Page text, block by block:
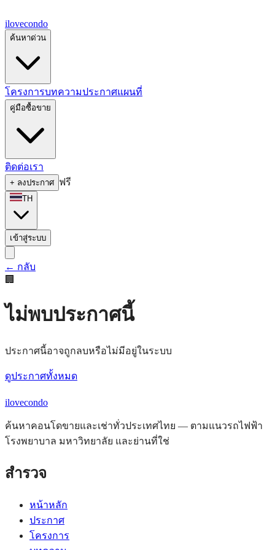
ilovecondo
ค้นหาด่วน
โครงการบทความประกาศแผนที่
คู่มือซื้อขาย
ติดต่อเรา
+ ลงประกาศ ฟรี
TH
เข้าสู่ระบบ
← กลับ
🏢
ไม่พบประกาศนี้
ประกาศนี้อาจถูกลบหรือไม่มีอยู่ในระบบ
ดูประกาศทั้งหมด
ilovecondo
ค้นหาคอนโดขายและเช่าทั่วประเทศไทย — ตามแนวรถไฟฟ้า
โรงพยาบาล มหาวิทยาลัย และย่านที่ใช่
สำรวจ
หน้าหลัก
ประกาศ
โครงการ